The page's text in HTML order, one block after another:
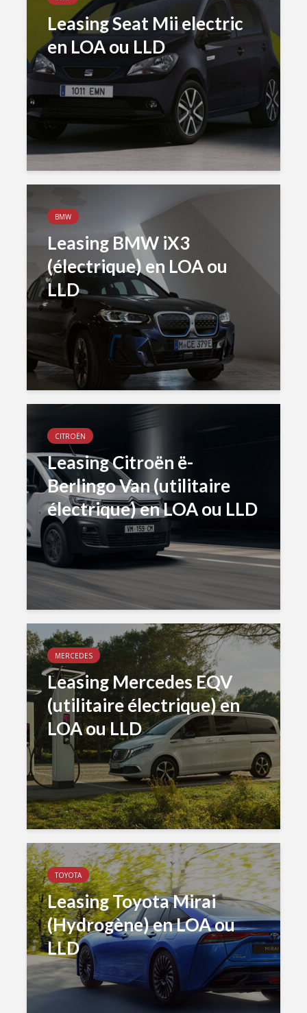
Leasing Seat Mii electric
en LOA ou LLD
BMW
Leasing BMW iX3
(électrique) en LOA ou
LLD
CITROËN
Leasing Citroën ë-
Berlingo Van (utilitaire
électrique) en LOA ou LLD
MERCEDES
Leasing Mercedes EQV
(utilitaire électrique) en
LOA ou LLD
TOYOTA
Leasing Toyota Mirai
(Hydrogène) en LOA ou
LLD